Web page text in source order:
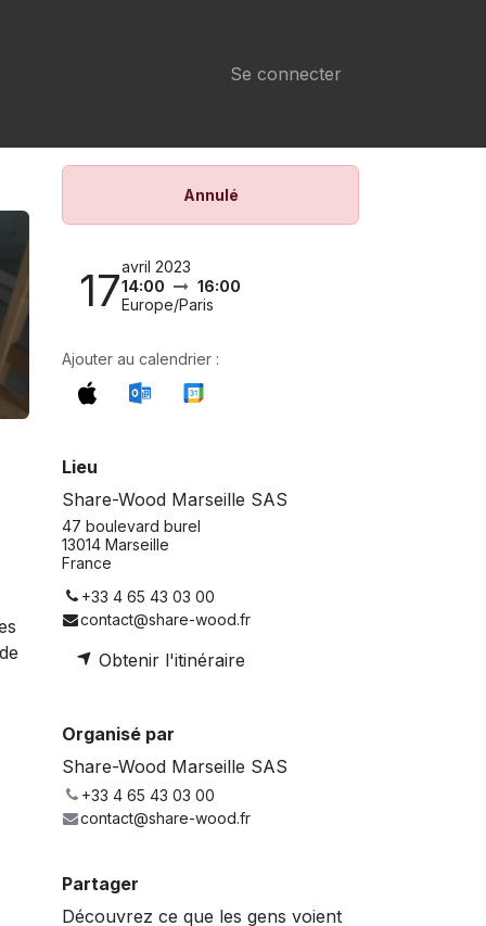
Se connecter
Annulé
17avril 2023
14:00
16:00
Europe/Paris
Ajouter au calendrier :
Lieu
Share-Wood Marseille SAS
47 boulevard burel
13014 Marseille
France
+33 4 65 43 03 00
contact@share-wood.fr
Obtenir l'itinéraire
Organisé par
Share-Wood Marseille SAS
+33 4 65 43 03 00
contact@share-wood.fr
Partager
Découvrez ce que les gens voient